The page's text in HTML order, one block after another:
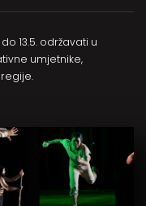
13.5. održavati u
umjetnike,